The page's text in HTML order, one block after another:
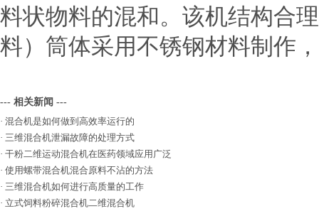
料状物料的混和。该机结构合
料）筒体采用不锈钢材料制作
--- 相关新闻 ---
· 混合机是如何做到高效率运行的
· 三维混合机泄漏故障的处理方式
· 干粉二维运动混合机在医药领域应用广泛
· 使用螺带混合机混合原料不沾的方法
· 三维混合机如何进行高质量的工作
· 立式饲料粉碎混合机二维混合机